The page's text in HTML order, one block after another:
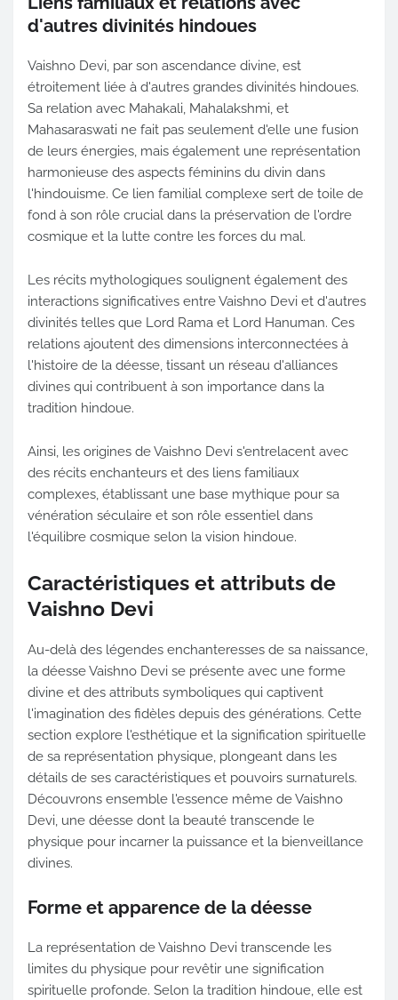
d'autres divinités hindoues
Vaishno Devi, par son ascendance divine, est
étroitement liée à d'autres grandes divinités hindoues.
Sa relation avec Mahakali, Mahalakshmi, et
Mahasaraswati ne fait pas seulement d'elle une fusion
de leurs énergies, mais également une représentation
harmonieuse des aspects féminins du divin dans
l'hindouisme. Ce lien familial complexe sert de toile de
fond à son rôle crucial dans la préservation de l'ordre
cosmique et la lutte contre les forces du mal.
Les récits mythologiques soulignent également des
interactions significatives entre Vaishno Devi et d'autres
divinités telles que Lord Rama et Lord Hanuman. Ces
relations ajoutent des dimensions interconnectées à
l'histoire de la déesse, tissant un réseau d'alliances
divines qui contribuent à son importance dans la
tradition hindoue.
Ainsi, les origines de Vaishno Devi s'entrelacent avec
des récits enchanteurs et des liens familiaux
complexes, établissant une base mythique pour sa
vénération séculaire et son rôle essentiel dans
l'équilibre cosmique selon la vision hindoue.
Caractéristiques et attributs de
Vaishno Devi
Au-delà des légendes enchanteresses de sa naissance,
la déesse Vaishno Devi se présente avec une forme
divine et des attributs symboliques qui captivent
l'imagination des fidèles depuis des générations. Cette
section explore l'esthétique et la signification spirituelle
de sa représentation physique, plongeant dans les
détails de ses caractéristiques et pouvoirs surnaturels.
Découvrons ensemble l'essence même de Vaishno
Devi, une déesse dont la beauté transcende le
physique pour incarner la puissance et la bienveillance
divines.
Forme et apparence de la déesse
La représentation de Vaishno Devi transcende les
limites du physique pour revêtir une signification
spirituelle profonde. Selon la tradition hindoue, elle est